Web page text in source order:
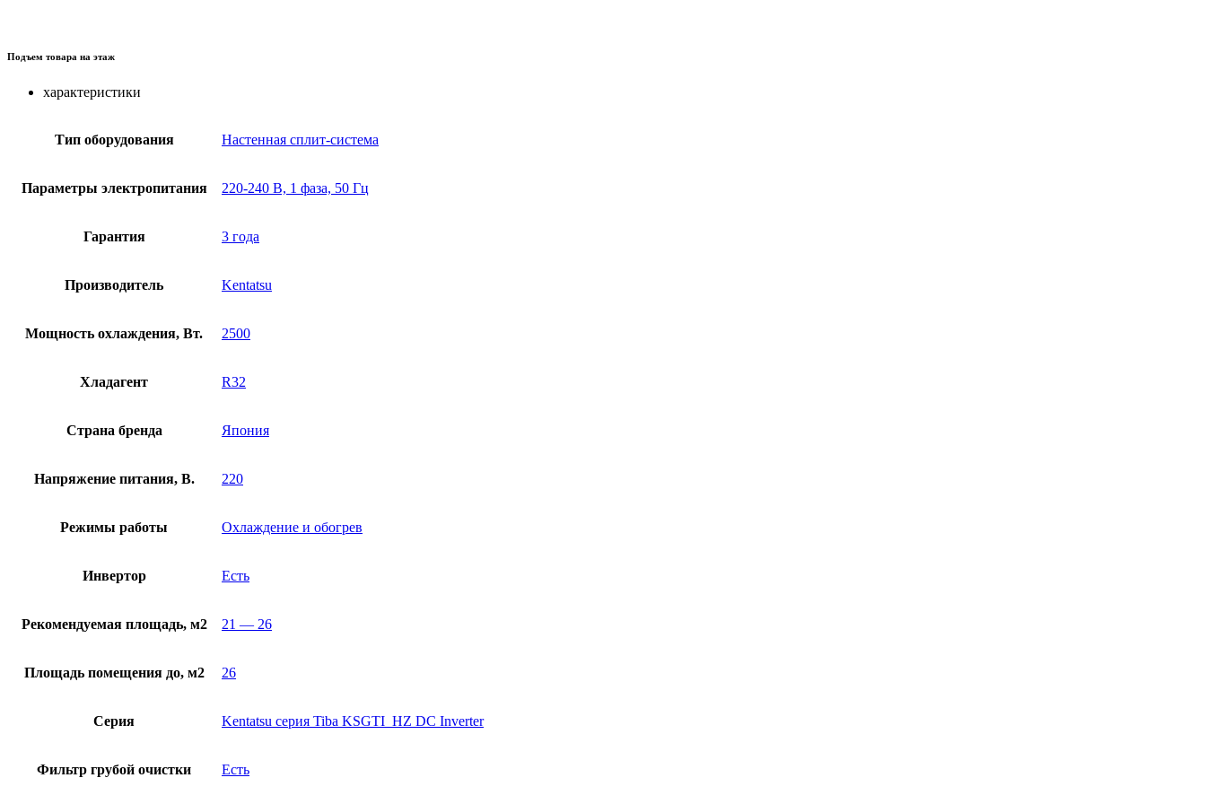
Подъем товара на этаж
характеристики
Тип оборудования Настенная сплит-система
Параметры электропитания 220-240 В, 1 фаза, 50 Гц
Гарантия 3 года
Производитель Kentatsu
Мощность охлаждения, Вт. 2500
Хладагент R32
Страна бренда Япония
Напряжение питания, В. 220
Режимы работы Охлаждение и обогрев
Инвертор Есть
Рекомендуемая площадь, м2 21 — 26
Площадь помещения до, м2 26
Серия Kentatsu серия Tiba KSGTI_HZ DC Inverter
Фильтр грубой очистки Есть